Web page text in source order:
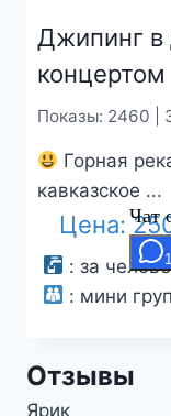
Джипинг в
концертом
Показы: 2460 |
Горная
кавказское ...
Цена:
: за
: мини
Отзывы
Ярик